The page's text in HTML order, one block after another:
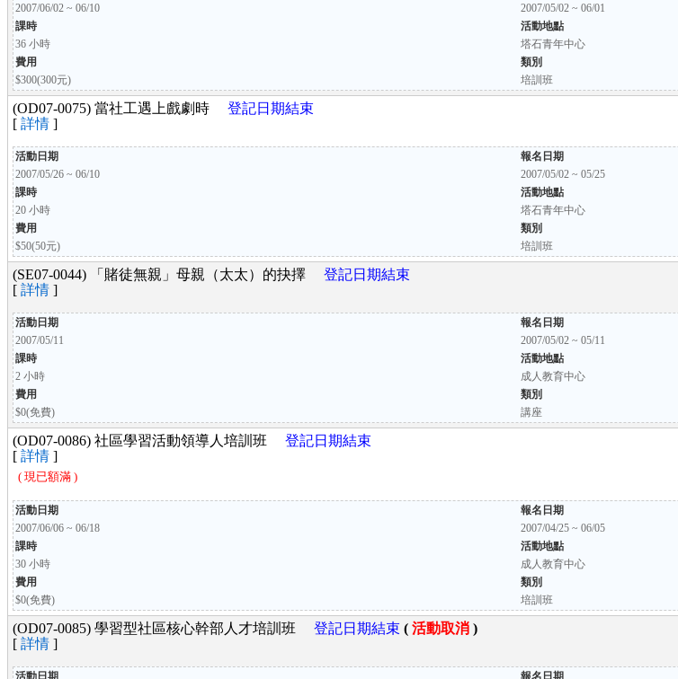
2007/06/02 ~ 06/10
2007/05/02 ~ 06/01
課時
活動地點
36 小時
塔石青年中心
費用
類別
$300(300元)
培訓班
(OD07-0075) 當社工遇上戲劇時 登記日期結束
[ 詳情 ]
活動日期
報名日期
2007/05/26 ~ 06/10
2007/05/02 ~ 05/25
課時
活動地點
20 小時
塔石青年中心
費用
類別
$50(50元)
培訓班
(SE07-0044) 「賭徒無親」母親（太太）的抉擇 登記日期結束
[ 詳情 ]
活動日期
報名日期
2007/05/11
2007/05/02 ~ 05/11
課時
活動地點
2 小時
成人教育中心
費用
類別
$0(免費)
講座
(OD07-0086) 社區學習活動領導人培訓班 登記日期結束
[ 詳情 ]
( 現已額滿 )
活動日期
報名日期
2007/06/06 ~ 06/18
2007/04/25 ~ 06/05
課時
活動地點
30 小時
成人教育中心
費用
類別
$0(免費)
培訓班
(OD07-0085) 學習型社區核心幹部人才培訓班 登記日期結束 ( 活動取消 )
[ 詳情 ]
活動日期
報名日期